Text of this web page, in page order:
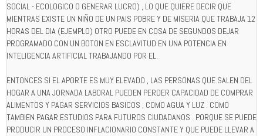
SOCIAL - ECOLOGICO O GENERAR LUCRO) , LO QUE QUIERE DECIR QUE
MIENTRAS EXISTE UN NIÑO DE UN PAIS POBRE Y DE MISERIA QUE TRABAJA 12
HORAS DEL DIA (EJEMPLO) OTRO PUEDE EN COSA DE SEGUNDOS DEJAR
PROGRAMADO CON UN BOTON EN ESCLAVITUD EN UNA POTENCIA EN
INTELIGENCIA ARTIFICIAL TRABAJANDO POR EL.
ENTONCES SI EL APORTE ES MUY ELEVADO , LAS PERSONAS QUE SALEN DEL
HOGAR A UNA JORNADA LABORAL PUEDEN PERDER CAPACIDAD DE COMPRAR
ALIMENTOS Y PAGAR SERVICIOS BASICOS , COMO AGUA Y LUZ . COMO
TAMBIEN PAGAR ESTUDIOS PARA FUTUROS CIUDADANOS . PORQUE SE PUEDE
PRODUCIR UN PROCESO INFLACIONARIO CONSTANTE Y QUE PUEDE LLEVAR A